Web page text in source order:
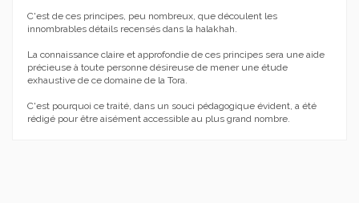
C'est de ces principes, peu nombreux, que découlent les
innombrables détails recensés dans la halakhah.
La connaissance claire et approfondie de ces principes sera une aide
précieuse à toute personne désireuse de mener une étude
exhaustive de ce domaine de la Tora.
C'est pourquoi ce traité, dans un souci pédagogique évident, a été
rédigé pour être aisément accessible au plus grand nombre.